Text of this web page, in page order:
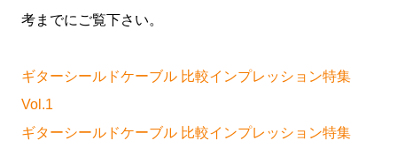
考までにご覧下さい。
ギターシールドケーブル 比較インプレッション特集
Vol.1
ギターシールドケーブル 比較インプレッション特集